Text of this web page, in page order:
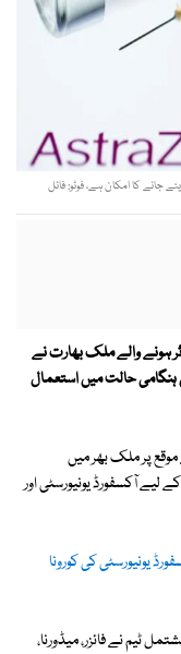
جانے کا امکان ہے، فوٹو: فائل
ہونے والے ملک بھارت نے
ہنگامی حالت میں استعمال
پر ملک بھر میں
آکسفورڈ یونیورسٹی اور
یونیورسٹی کی کورونا
ٹیم نے فائزر، میڈورنا،